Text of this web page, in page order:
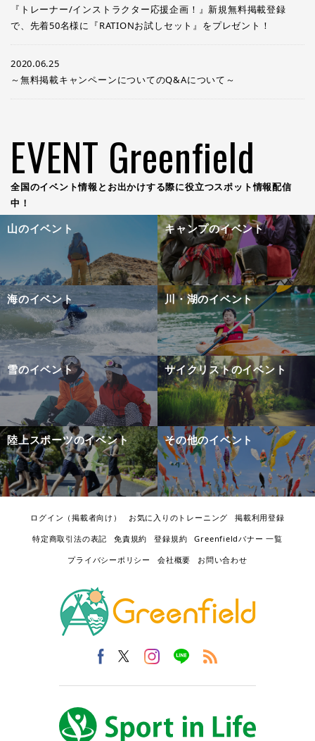
『トレーナー/インストラクター応援企画！』新規無料掲載登録
で、先着50名様に『RATIONお試しセット』をプレゼント！
2020.06.25
～無料掲載キャンペーンについてのQ&Aについて～
EVENT Greenfield
全国のイベント情報とお出かけする際に役立つスポット情報配信
中！
山のイベント キャンプのイベント
海のイベント 川・湖のイベント
雪のイベント サイクリストのイベント
陸上スポーツのイベント その他のイベント
ログイン（掲載者向け） お気に入りのトレーニング
掲載利用登録
特定商取引法の表記
免責規約 登録規約
Greenfieldバナー 一覧
プライバシーポリシー
会社概要 お問い合わせ